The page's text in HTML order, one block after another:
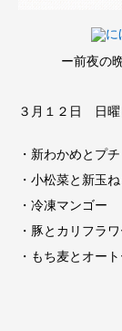
ー前夜の
３月１２日 日曜
・新わかめとプ
・小松菜と新玉
・冷凍マンゴー
・豚とカリフラ
・もち麦とオー